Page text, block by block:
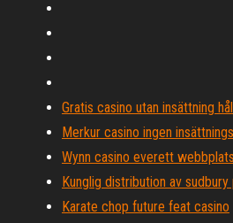
Gratis casino utan insättning
Merkur casino ingen
Wynn casino everett
Kunglig distribution av
Karate chop future feat casino